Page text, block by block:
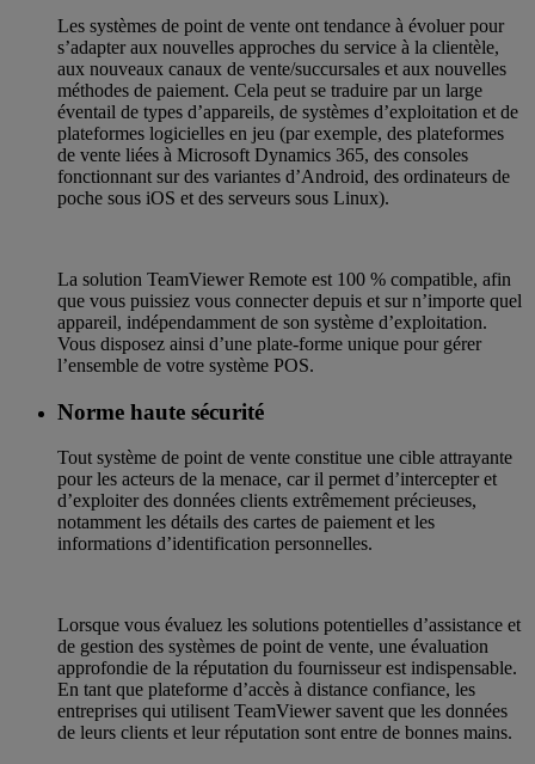
Les systèmes de point de vente ont tendance à évoluer pour
s’adapter aux nouvelles approches du service à la clientèle,
aux nouveaux canaux de vente/succursales et aux nouvelles
méthodes de paiement. Cela peut se traduire par un large
éventail de types d’appareils, de systèmes d’exploitation et de
plateformes logicielles en jeu (par exemple, des plateformes
de vente liées à Microsoft Dynamics 365, des consoles
fonctionnant sur des variantes d’Android, des ordinateurs de
poche sous iOS et des serveurs sous Linux).
La solution TeamViewer Remote est 100 % compatible, afin
que vous puissiez vous connecter depuis et sur n’importe quel
appareil, indépendamment de son système d’exploitation.
Vous disposez ainsi d’une plate-forme unique pour gérer
l’ensemble de votre système POS.
Norme haute sécurité
Tout système de point de vente constitue une cible attrayante
pour les acteurs de la menace, car il permet d’intercepter et
d’exploiter des données clients extrêmement précieuses,
notamment les détails des cartes de paiement et les
informations d’identification personnelles.
Lorsque vous évaluez les solutions potentielles d’assistance et
de gestion des systèmes de point de vente, une évaluation
approfondie de la réputation du fournisseur est indispensable.
En tant que plateforme d’accès à distance confiance, les
entreprises qui utilisent TeamViewer savent que les données
de leurs clients et leur réputation sont entre de bonnes mains.